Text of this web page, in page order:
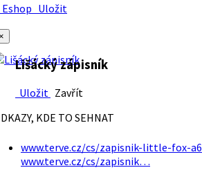
Uložit
Lišácký zápisník
Uložit Zavřít
KDE TO SEHNAT
www.terve.cz/cs/zapisnik-little-fox-a6
www.terve.cz/cs/zapisnik…